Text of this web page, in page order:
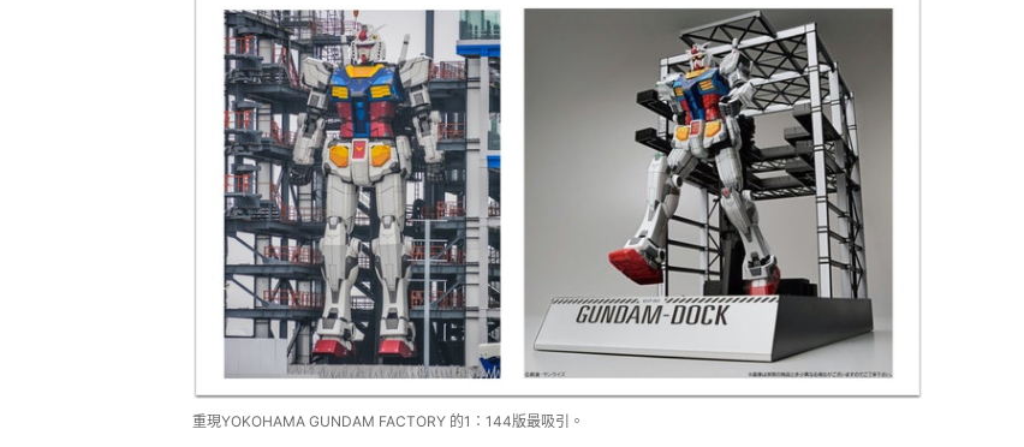
重現YOKOHAMA GUNDAM FACTORY 的1：144版最吸引。